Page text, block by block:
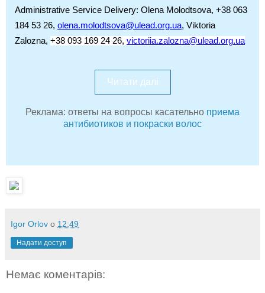
Administrative Service Delivery: Olena Molodtsova, +38 063
184 53 26, olena.molodtsova@ulead.org.ua, Viktoria
Zalozna, +38 093 169 24 26, victoriia.zalozna@ulead.org.ua
Читати далі
Реклама: ответы на вопросы касательно приема
антибиотиков и покраски волос
Igor Orlov о 12:49
Надати доступ
Немає коментарів: